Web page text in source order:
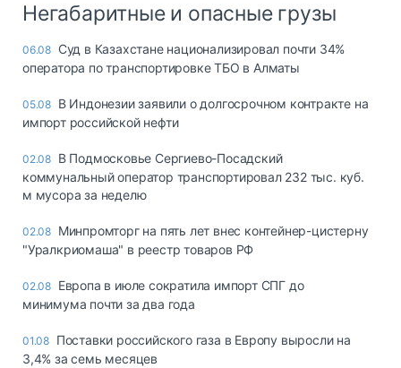
Негабаритные и опасные грузы
06.08 Суд в Казахстане национализировал почти 34%
оператора по транспортировке ТБО в Алматы
05.08 В Индонезии заявили о долгосрочном контракте на
импорт российской нефти
02.08 В Подмосковье Сергиево-Посадский
коммунальный оператор транспортировал 232 тыс. куб.
м мусора за неделю
02.08 Минпромторг на пять лет внес контейнер-цистерну
"Уралкриомаша" в реестр товаров РФ
02.08 Европа в июле сократила импорт СПГ до
минимума почти за два года
01.08 Поставки российского газа в Европу выросли на
3,4% за семь месяцев